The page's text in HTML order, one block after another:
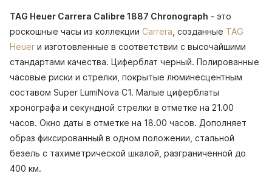
TAG Heuer Carrera Calibre 1887 Chronograph - это
роскошные часы из коллекции Carrera , созданные TAG
Heuer и изготовленные в соответствии с высочайшими
стандартами качества. Циферблат черный. Полированные
часовые риски и стрелки, покрытые люминесцентным
составом Super LumiNova С1. Малые циферблаты
хронографа и секундной стрелки в отметке на 21.00
часов. Окно даты в отметке на 18.00 часов. Дополняет
образ фиксированный в одном положении, стальной
безель с тахиметрической шкалой, разграниченной до
400 км.